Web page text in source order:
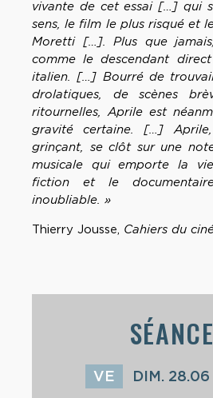
vivante de cet essai […] qui
sens, le film le plus risqué et
Moretti […]. Plus que
comme le descendant
italien. […] Bourré de
drolatiques, de scènes
ritournelles, Aprile est
gravité certaine. […]
grinçant, se clôt sur une
musicale qui emporte la
fiction et le
inoubliable. »
Thierry Jousse, Cahiers du
VE DIM. 28.06